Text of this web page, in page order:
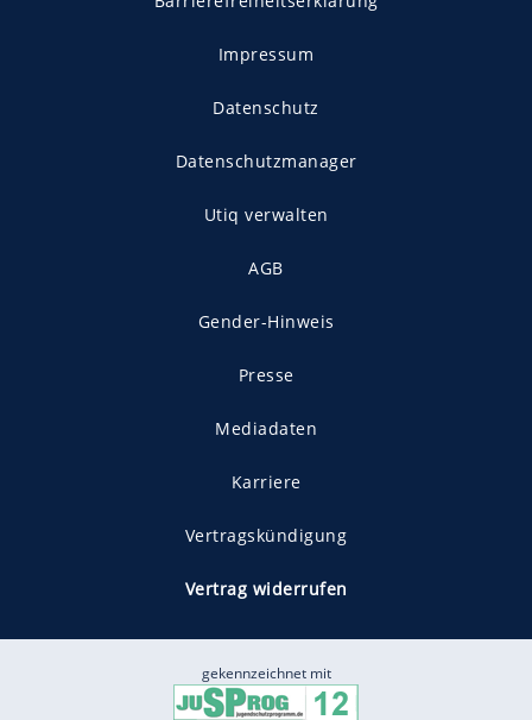
Impressum
Datenschutz
Datenschutzmanager
Utiq verwalten
AGB
Gender-Hinweis
Presse
Mediadaten
Karriere
Vertragskündigung
Vertrag widerrufen
gekennzeichnet mit